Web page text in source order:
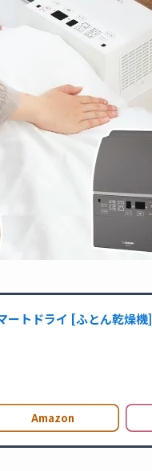
ートドライ [ふとん乾燥機]
Amazon